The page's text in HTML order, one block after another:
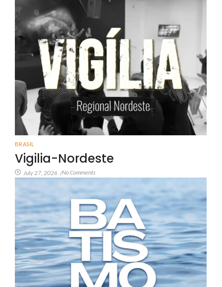
BRASIL
Vigilia-Nordeste
July 27, 2026 /No Comments